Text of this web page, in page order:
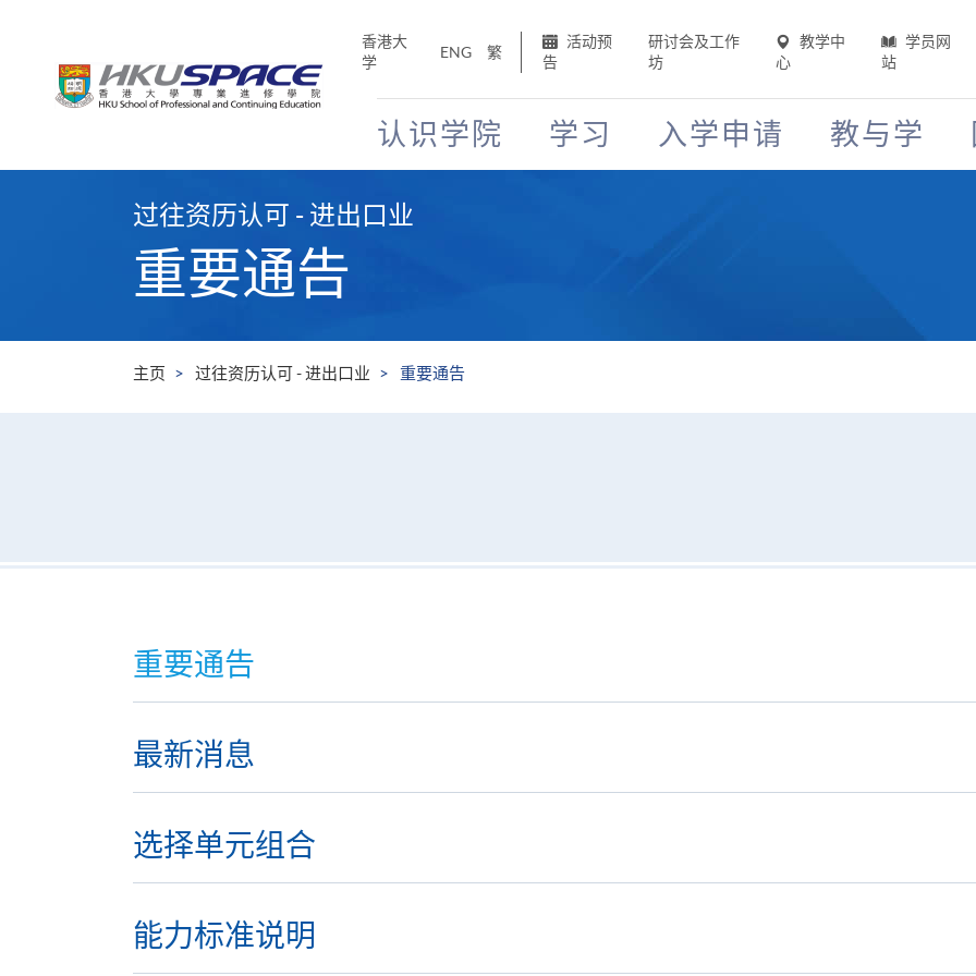
香港大
学
ENG 繁
活动预
告
研讨会及工作
坊
教学中
心
学员网
站
认识学院 学习 入学申请 教与学
过往资历认可 - 进出口业
重要通告
主页 过往资历认可 - 进出口业 重要通告
重要通告
最新消息
选择单元组合
能力标准说明